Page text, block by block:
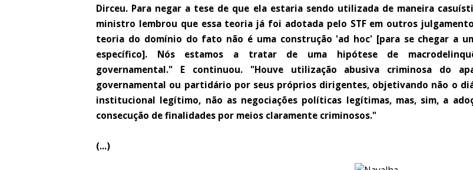
Dirceu. Para negar a tese de que ela estaria sendo utilizada de maneira
ministro lembrou que essa teoria já foi adotada pelo STF em outros
teoria do domínio do fato não é uma construção 'ad hoc' [para se chegar a
específico]. Nós estamos a tratar de uma hipótese de
governamental." E continuou. "Houve utilização abusiva criminosa do
governamental ou partidário por seus próprios dirigentes, objetivando não o
institucional legítimo, não as negociações políticas legítimas, mas, sim, a
consecução de finalidades por meios claramente criminosos."
(...)